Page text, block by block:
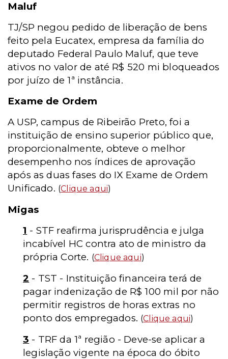
Maluf
TJ/SP negou pedido de liberação de bens
feito pela Eucatex, empresa da família do
deputado Federal Paulo Maluf, que teve
ativos no valor de até R$ 520 mi bloqueados
por juízo de 1ª instância.
Exame de Ordem
A USP, campus de Ribeirão Preto, foi a
instituição de ensino superior público que,
proporcionalmente, obteve o melhor
desempenho nos índices de aprovação
após as duas fases do IX Exame de Ordem
Unificado. (Clique aqui)
Migas
1 - STF reafirma jurisprudência e julga
incabível HC contra ato de ministro da
própria Corte. (Clique aqui)
2 - TST - Instituição financeira terá de
pagar indenização de R$ 100 mil por não
permitir registros de horas extras no
ponto dos empregados. (Clique aqui)
3 - TRF da 1ª região - Deve-se aplicar a
legislação vigente na época do óbito